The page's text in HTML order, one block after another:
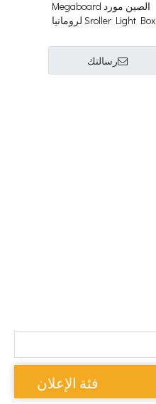
الصين مورد Megaboard
Sroller Light Box لرومانيا
رسالتك
فئة الإعلان